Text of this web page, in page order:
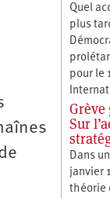
Quel
plus
pour le
Sur
Dans
janvier
théorie